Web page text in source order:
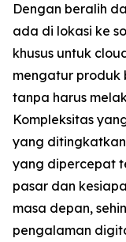
Dengan beralih
ada di lokasi ke
khusus untuk
mengatur produk
tanpa harus
Kompleksitas
yang
yang dipercepat
pasar dan
masa depan,
pengalaman